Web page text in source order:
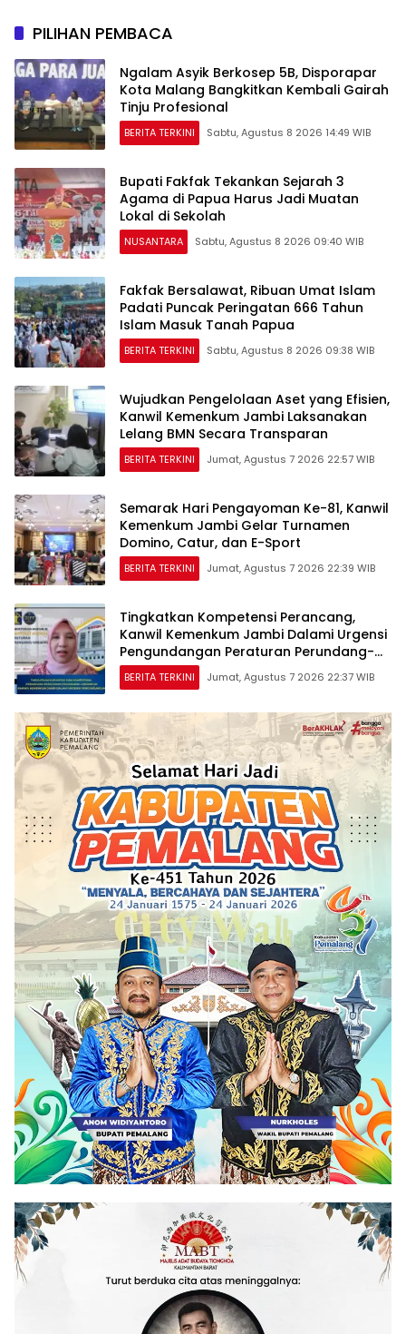
PILIHAN PEMBACA
Ngalam Asyik Berkosep 5B, Disporapar
Kota Malang Bangkitkan Kembali Gairah
Tinju Profesional
BERITA TERKINI Sabtu, Agustus 8 2026 14:49 WIB
Bupati Fakfak Tekankan Sejarah 3
Agama di Papua Harus Jadi Muatan
Lokal di Sekolah
NUSANTARA Sabtu, Agustus 8 2026 09:40 WIB
Fakfak Bersalawat, Ribuan Umat Islam
Padati Puncak Peringatan 666 Tahun
Islam Masuk Tanah Papua
BERITA TERKINI Sabtu, Agustus 8 2026 09:38 WIB
Wujudkan Pengelolaan Aset yang Efisien,
Kanwil Kemenkum Jambi Laksanakan
Lelang BMN Secara Transparan
BERITA TERKINI Jumat, Agustus 7 2026 22:57 WIB
Semarak Hari Pengayoman Ke-81, Kanwil
Kemenkum Jambi Gelar Turnamen
Domino, Catur, dan E-Sport
BERITA TERKINI Jumat, Agustus 7 2026 22:39 WIB
Tingkatkan Kompetensi Perancang,
Kanwil Kemenkum Jambi Dalami Urgensi
Pengundangan Peraturan Perundang-
undangan
BERITA TERKINI Jumat, Agustus 7 2026 22:37 WIB